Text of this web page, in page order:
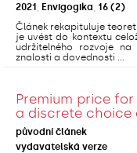
2021 Envigogika 16 (2)
Článek rekapituluje
je uvést do kontextu
udržitelného rozvoje
znalosti a dovednosti ...
Premium price
a discrete choice
původní článek
vydavatelská verze